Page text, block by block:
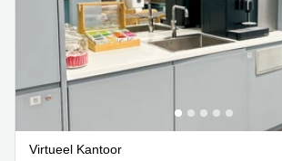
Virtueel Kantoor